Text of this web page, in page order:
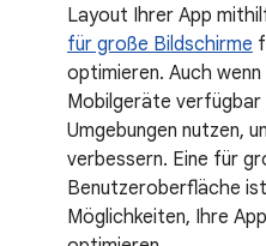
Layout Ihrer App
für große Bildschirme
optimieren. Auch
Mobilgeräte verfügbar
Umgebungen nutzen,
verbessern. Eine für
Benutzeroberfläche
Möglichkeiten, Ihre